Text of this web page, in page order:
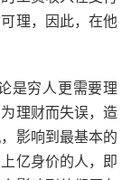
理，因此，在他
是穷人更需要理
理财而失误，造
影响到最基本的
亿身价的人，即